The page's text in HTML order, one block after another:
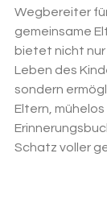
Wegbereiter
gemeinsame
bietet nicht nur
Leben des
sondern
Eltern,
Schatz voller